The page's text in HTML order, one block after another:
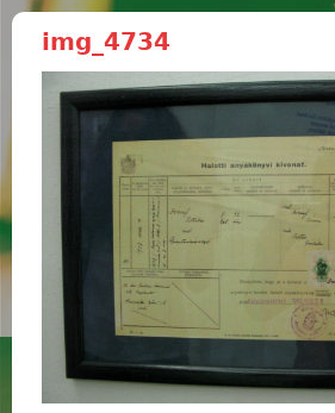
img_4734